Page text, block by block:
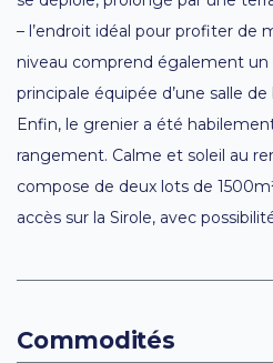
– l’endroit idéal pour profiter de
niveau comprend également
principale équipée d’une salle de
Enfin, le grenier a été
rangement. Calme et soleil au
compose de deux lots de
accès sur la Sirole, avec
Commodités